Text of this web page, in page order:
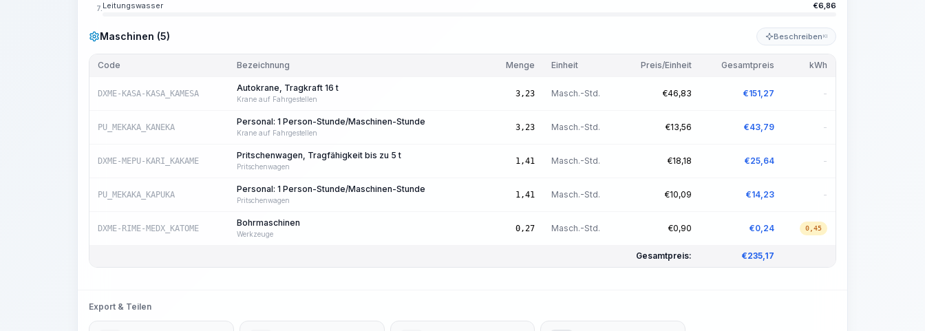
7. Leitungswasser €6,86
Maschinen (5) Beschreiben KI
Code Bezeichnung Menge Einheit Preis/Einheit Gesamtpreis kWh
DXME-KASA-KASA_KAMESA
Autokrane, Tragkraft 16 t
Krane auf Fahrgestellen
3,23 Masch.-Std. €46,83 €151,27 -
PU_MEKAKA_KANEKA
Personal: 1 Person-Stunde/Maschinen-Stunde
Krane auf Fahrgestellen
3,23 Masch.-Std. €13,56 €43,79 -
DXME-MEPU-KARI_KAKAME
Pritschenwagen, Tragfähigkeit bis zu 5 t
Pritschenwagen
1,41 Masch.-Std. €18,18 €25,64 -
PU_MEKAKA_KAPUKA
Personal: 1 Person-Stunde/Maschinen-Stunde
Pritschenwagen
1,41 Masch.-Std. €10,09 €14,23 -
DXME-RIME-MEDX_KATOME
Bohrmaschinen
Werkzeuge
0,27 Masch.-Std. €0,90 €0,24 0,45
Gesamtpreis: €235,17
Export & Teilen